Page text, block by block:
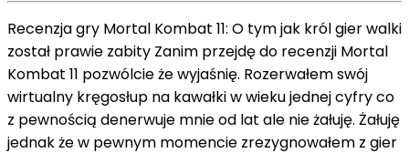
Recenzja gry Mortal Kombat 11: O tym jak król gier walki
został prawie zabity Zanim przejdę do recenzji Mortal
Kombat 11 pozwólcie że wyjaśnię. Rozerwałem swój
wirtualny kręgosłup na kawałki w wieku jednej cyfry co
z pewnością denerwuje mnie od lat ale nie żałuję. Żałuję
jednak że w pewnym momencie zrezygnowałem z gier